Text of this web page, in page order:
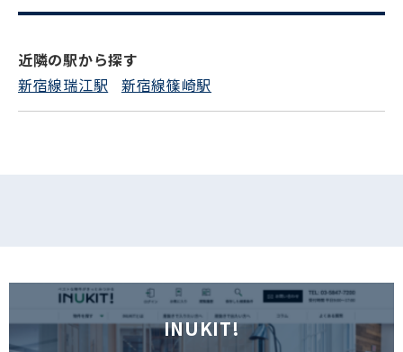
電話でお問い合わせ
近隣の駅から探す
新宿線瑞江駅
新宿線篠崎駅
INUKIT!